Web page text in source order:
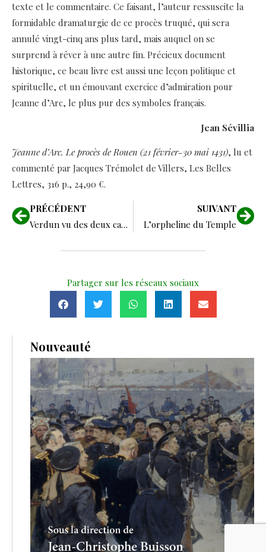
texte et le commentaire. Ce faisant, l’auteur ressuscite la
formidable dramaturgie de ce procès truqué, qui sera
annulé vingt-cinq ans plus tard, mais auquel on se
surprend à rêver à une autre fin. Précieux document
historique, ce beau livre est aussi une leçon politique et
spirituelle, et un émouvant exercice d’admiration pour
Jeanne d’Arc, le plus pur des symboles français.
Jean Sévillia
Jeanne d’Arc. Le procès de Rouen (21 février-30 mai 1431), lu et
commenté par Jacques Trémolet de Villers, Les Belles
Lettres, 316 p., 24,90 €.
PRÉCÉDENT
Verdun vu des deux camps
SUIVANT
L’orpheline du Temple
Partager sur les réseaux sociaux
Nouveauté